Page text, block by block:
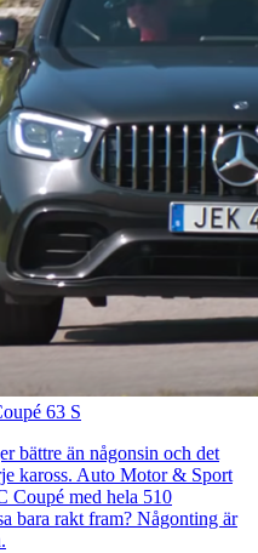
63 S
bättre än någonsin och det
kaross. Auto Motor & Sport
Coupé med hela 510
bara rakt fram? Någonting är